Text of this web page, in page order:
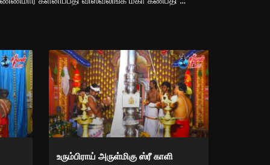
உரும்பிராய் அருள்மிகு ஸ்ரீ காளி